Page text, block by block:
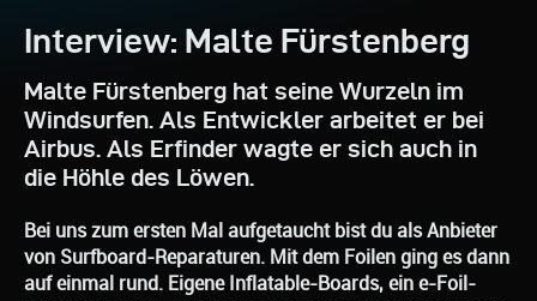
Interview: Malte Fürstenberg
Malte Fürstenberg hat seine Wurzeln im
Windsurfen. Als Entwickler arbeitet er bei
Airbus. Als Erfinder wagte er sich auch in
die Höhle des Löwen.
Bei uns zum ersten Mal aufgetaucht bist du als Anbieter
von Surfboard-Reparaturen. Mit dem Foilen ging es dann
auf einmal rund. Eigene Inflatable-Boards, ein e-Foil-